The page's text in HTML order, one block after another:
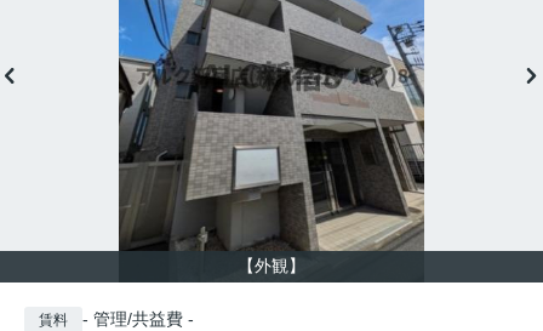
【外観】
賃料 - 管理/共益費 -